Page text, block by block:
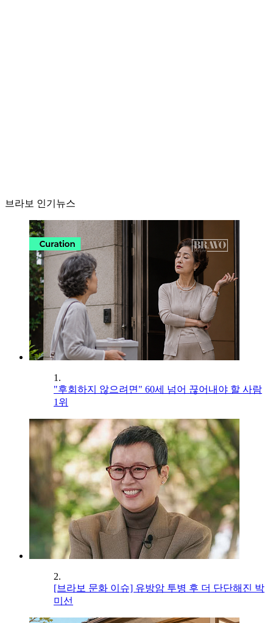
브라보 인기뉴스
1.
"후회하지 않으려면" 60세 넘어 끊어내야 할 사람
1위
2.
[브라보 문화 이슈] 유방암 투병 후 더 단단해진 박
미선